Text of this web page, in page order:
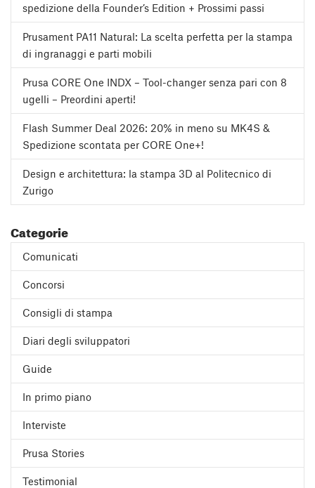
spedizione della Founder’s Edition + Prossimi passi
Prusament PA11 Natural: La scelta perfetta per la stampa
di ingranaggi e parti mobili
Prusa CORE One INDX – Tool-changer senza pari con 8
ugelli – Preordini aperti!
Flash Summer Deal 2026: 20% in meno su MK4S &
Spedizione scontata per CORE One+!
Design e architettura: la stampa 3D al Politecnico di
Zurigo
Categorie
Comunicati
Concorsi
Consigli di stampa
Diari degli sviluppatori
Guide
In primo piano
Interviste
Prusa Stories
Testimonial